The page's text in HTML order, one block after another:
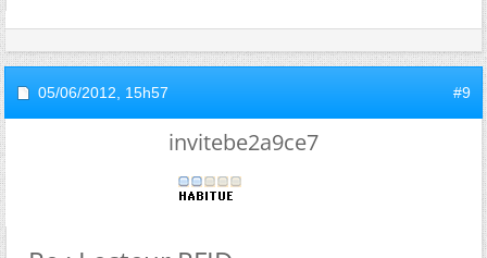
05/06/2012, 15h57 #9
invitebe2a9ce7